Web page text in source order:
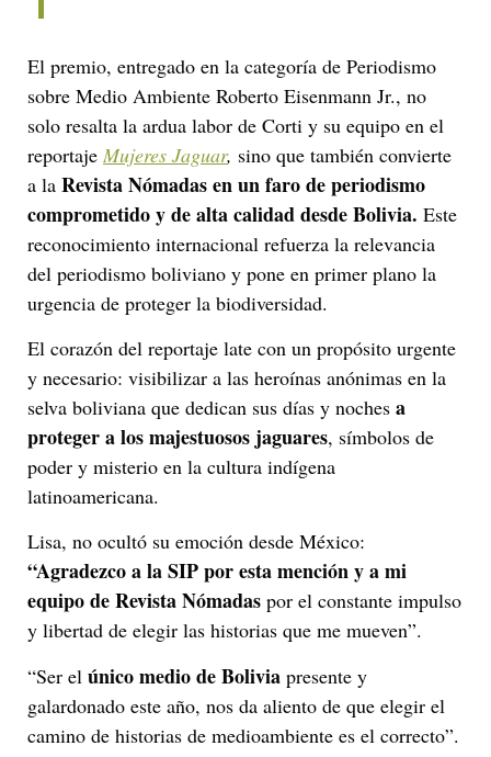
El premio, entregado en la categoría de Periodismo
sobre Medio Ambiente Roberto Eisenmann Jr., no
solo resalta la ardua labor de Corti y su equipo en el
reportaje Mujeres Jaguar, sino que también convierte
a la Revista Nómadasen un faro de periodismo
comprometido y de alta calidad desde Bolivia. Este
reconocimiento internacional refuerza la relevancia
del periodismo boliviano y pone en primer plano la
urgencia de proteger la biodiversidad.
El corazón del reportaje late con un propósito urgente
y necesario: visibilizar a las heroínas anónimas en la
selva boliviana que dedican sus días y noches a
proteger a los majestuosos jaguares, símbolos de
poder y misterio en la cultura indígena
latinoamericana.
Lisa, no ocultó su emoción desde México:
“Agradezco a la SIP por esta mención y a mi
equipo de Revista Nómadas por el constante impulso
y libertad de elegir las historias que me mueven”.
“Ser el único medio de Bolivia presente y
galardonado este año, nos da aliento de que elegir el
camino de historias de medioambiente es el correcto”.